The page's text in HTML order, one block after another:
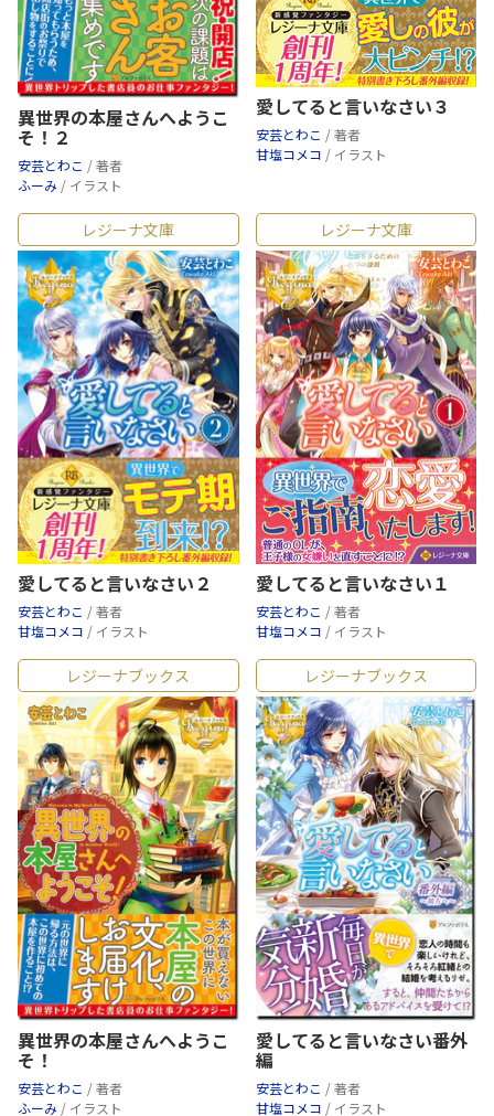
異世界の本屋さんへようこ
そ！２
安芸とわこ / 著者
ふーみ / イラスト
愛してると言いなさい３
安芸とわこ / 著者
甘塩コメコ / イラスト
レジーナ文庫
愛してると言いなさい２
安芸とわこ / 著者
甘塩コメコ / イラスト
レジーナ文庫
愛してると言いなさい１
安芸とわこ / 著者
甘塩コメコ / イラスト
レジーナブックス
異世界の本屋さんへようこ
そ！
安芸とわこ / 著者
ふーみ / イラスト
レジーナブックス
愛してると言いなさい番外
編
安芸とわこ / 著者
甘塩コメコ / イラスト